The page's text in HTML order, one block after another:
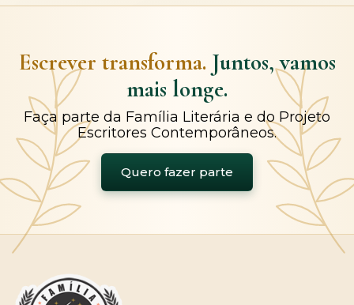
Escrever transforma. Juntos, vamos
mais longe.
Faça parte da Família Literária e do Projeto
Escritores Contemporâneos.
Quero fazer parte